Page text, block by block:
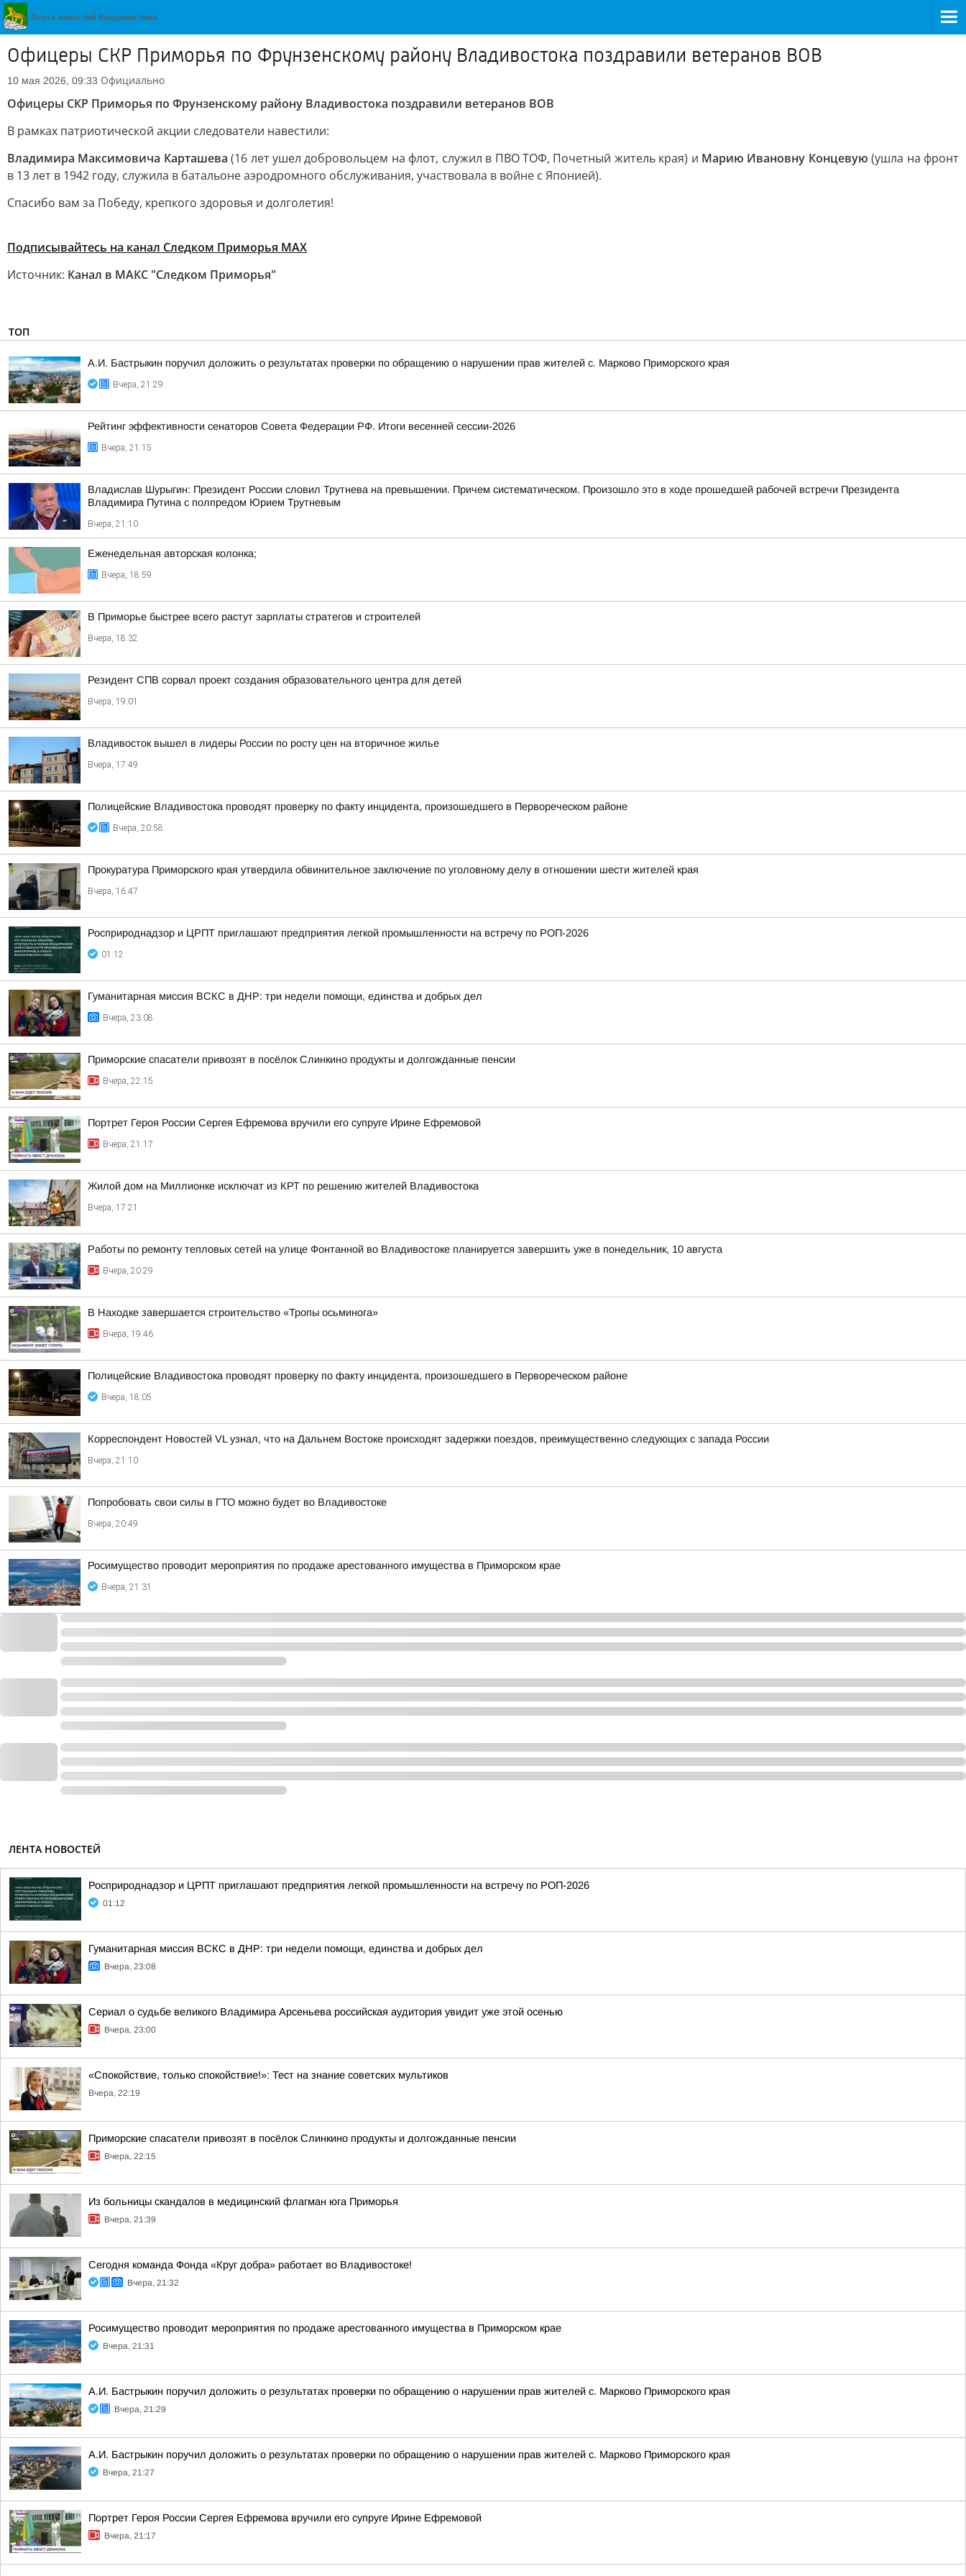
Офицеры СКР Приморья по Фрунзенскому району Владивостока поздравили ветеранов ВОВ
10 мая 2026, 09:33 Официально
Офицеры СКР Приморья по Фрунзенскому району Владивостока поздравили ветеранов ВОВ
В рамках патриотической акции следователи навестили:
Владимира Максимовича Карташева (16 лет ушел добровольцем на флот, служил в ПВО ТОФ, Почетный житель края) и Марию Ивановну Концевую (ушла на фронт
в 13 лет в 1942 году, служила в батальоне аэродромного обслуживания, участвовала в войне с Японией).
Спасибо вам за Победу, крепкого здоровья и долголетия!
Подписывайтесь на канал Следком Приморья MAX
Источник: Канал в МАКС "Следком Приморья"
ТОП
А.И. Бастрыкин поручил доложить о результатах проверки по обращению о нарушении прав жителей с. Марково Приморского края
Вчера, 21:29
Рейтинг эффективности сенаторов Совета Федерации РФ. Итоги весенней сессии-2026
Вчера, 21:15
Владислав Шурыгин: Президент России словил Трутнева на превышении. Причем систематическом. Произошло это в ходе прошедшей рабочей встречи Президента
Владимира Путина с полпредом Юрием Трутневым
Вчера, 21:10
Еженедельная авторская колонка;
Вчера, 18:59
В Приморье быстрее всего растут зарплаты стратегов и строителей
Вчера, 18:32
Резидент СПВ сорвал проект создания образовательного центра для детей
Вчера, 19:01
Владивосток вышел в лидеры России по росту цен на вторичное жилье
Вчера, 17:49
Полицейские Владивостока проводят проверку по факту инцидента, произошедшего в Первореческом районе
Вчера, 20:58
Прокуратура Приморского края утвердила обвинительное заключение по уголовному делу в отношении шести жителей края
Вчера, 16:47
Росприроднадзор и ЦРПТ приглашают предприятия легкой промышленности на встречу по РОП-2026
01:12
Гуманитарная миссия ВСКС в ДНР: три недели помощи, единства и добрых дел
Вчера, 23:08
Приморские спасатели привозят в посёлок Слинкино продукты и долгожданные пенсии
Вчера, 22:15
Портрет Героя России Сергея Ефремова вручили его супруге Ирине Ефремовой
Вчера, 21:17
Жилой дом на Миллионке исключат из КРТ по решению жителей Владивостока
Вчера, 17:21
Работы по ремонту тепловых сетей на улице Фонтанной во Владивостоке планируется завершить уже в понедельник, 10 августа
Вчера, 20:29
В Находке завершается строительство «Тропы осьминога»
Вчера, 19:46
Полицейские Владивостока проводят проверку по факту инцидента, произошедшего в Первореческом районе
Вчера, 18:05
Корреспондент Новостей VL узнал, что на Дальнем Востоке происходят задержки поездов, преимущественно следующих с запада России
Вчера, 21:10
Попробовать свои силы в ГТО можно будет во Владивостоке
Вчера, 20:49
Росимущество проводит мероприятия по продаже арестованного имущества в Приморском крае
Вчера, 21:31
ЛЕНТА НОВОСТЕЙ
Росприроднадзор и ЦРПТ приглашают предприятия легкой промышленности на встречу по РОП-2026
01:12
Гуманитарная миссия ВСКС в ДНР: три недели помощи, единства и добрых дел
Вчера, 23:08
Сериал о судьбе великого Владимира Арсеньева российская аудитория увидит уже этой осенью
Вчера, 23:00
«Спокойствие, только спокойствие!»: Тест на знание советских мультиков
Вчера, 22:19
Приморские спасатели привозят в посёлок Слинкино продукты и долгожданные пенсии
Вчера, 22:15
Из больницы скандалов в медицинский флагман юга Приморья
Вчера, 21:39
Сегодня команда Фонда «Круг добра» работает во Владивостоке!
Вчера, 21:32
Росимущество проводит мероприятия по продаже арестованного имущества в Приморском крае
Вчера, 21:31
А.И. Бастрыкин поручил доложить о результатах проверки по обращению о нарушении прав жителей с. Марково Приморского края
Вчера, 21:29
А.И. Бастрыкин поручил доложить о результатах проверки по обращению о нарушении прав жителей с. Марково Приморского края
Вчера, 21:27
Портрет Героя России Сергея Ефремова вручили его супруге Ирине Ефремовой
Вчера, 21:17